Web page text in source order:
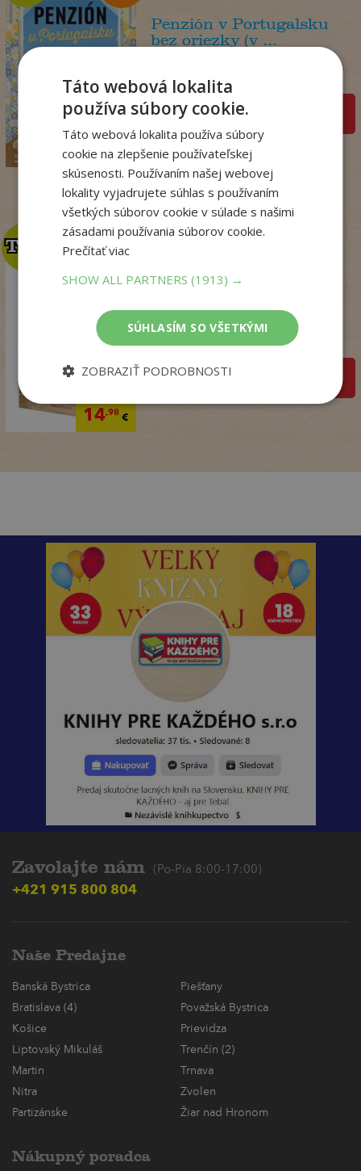
15 €
Penzión v Portugalsku
bez oriezky (v ...
Na sklade
pridať do košíka
14,98€
TOP
TOP
Talianske tajomstvo
Winterová Lea
Na sklade
pridať do košíka
Zavolajte nám (Po-Pia 8:00-17:00)
+421 915 800 804
Naše Predajne
Banská Bystrica
Piešťany
Bratislava (4)
Považská Bystrica
Košice
Prievidza
Liptovský Mikuláš
Trenčín (2)
Martin
Trnava
Nitra
Zvolen
Partizánske
Žiar nad Hronom
Nákupný poradca
Táto webová lokalita
používa súbory cookie.
Táto webová lokalita používa súbory
cookie na zlepšenie používateľskej
skúsenosti. Používaním našej webovej
lokality vyjadrujete súhlas s používaním
všetkých súborov cookie v súlade s našimi
zásadami používania súborov cookie.
Prečítať viac
SHOW ALL PARTNERS(1913) →
SÚHLASÍM SO VŠETKÝMI
ZOBRAZIŤ PODROBNOSTI